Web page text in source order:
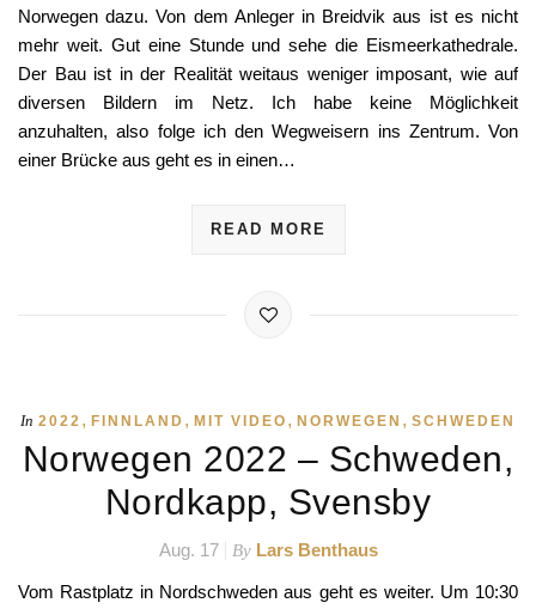
Norwegen dazu. Von dem Anleger in Breidvik aus ist es nicht
mehr weit. Gut eine Stunde und sehe die Eismeerkathedrale.
Der Bau ist in der Realität weitaus weniger imposant, wie auf
diversen Bildern im Netz. Ich habe keine Möglichkeit
anzuhalten, also folge ich den Wegweisern ins Zentrum. Von
einer Brücke aus geht es in einen…
READ MORE
In 2022 , FINNLAND , MIT VIDEO , NORWEGEN , SCHWEDEN
Norwegen 2022 – Schweden,
Nordkapp, Svensby
Aug. 17 By Lars Benthaus
Vom Rastplatz in Nordschweden aus geht es weiter. Um 10:30